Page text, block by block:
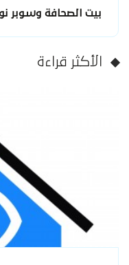
بيت الصحافة وسوبر
الأكثر قراءة